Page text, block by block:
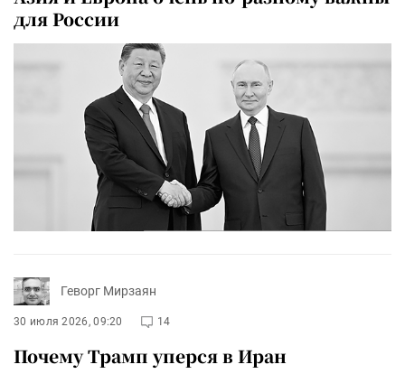
для России
Геворг Мирзаян
30 июля 2026, 09:20 14
Почему Трамп уперся в Иран